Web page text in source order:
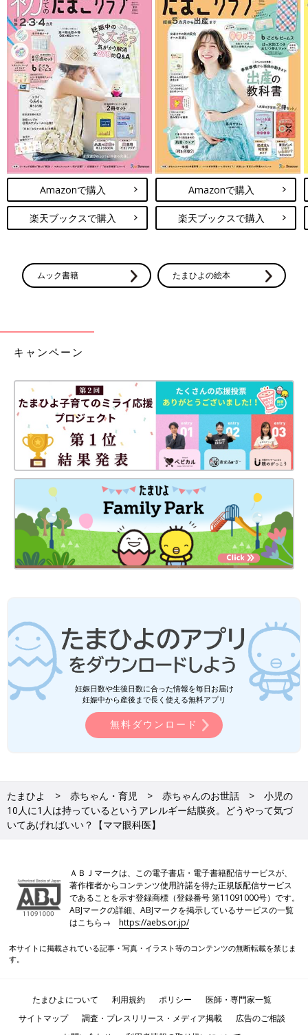
Amazonで購入
楽天ブックスで購入
Amazonで購入
楽天ブックスで購入
ムック書籍 たまひよの絵本
キャンペーン
妊娠日数や生後日数に合った情報を毎日お届け
妊娠中から産後まで長く使える無料アプリ
無料ダウンロード
たまひよ 赤ちゃん・育児 赤ちゃんのお世話
小児の
10人に1人は持っているというアレルギー結膜炎。どうやって気づ
いてあげればいい？【ママ眼科医】
ＡＢＪマークは、この電子書店・電子書籍配信サービスが、
著作権者からコンテンツ使用許諾を得た正規版配信サービス
であることを示す登録商標（登録番号 第11091000号）です。
ABJマークの詳細、ABJマークを掲示しているサービスの一覧
はこちら→https://aebs.or.jp/
本サイトに掲載されている記事・写真・イラスト等のコンテンツの無断転載を禁じま
す。
たまひよについて 利用規約 ポリシー
医師・専門家一覧
サイトマップ
調査・プレスリリース・メディア掲載
広告のご相談